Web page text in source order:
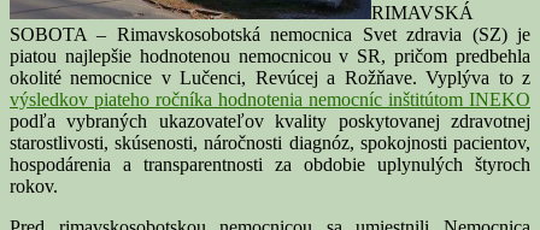
RIMAVSKÁ
SOBOTA – Rimavskosobotská nemocnica Svet zdravia (SZ) je
piatou najlepšie hodnotenou nemocnicou v SR, pričom predbehla
okolité nemocnice v Lučenci, Revúcej a Rožňave. Vyplýva to z
výsledkov piateho ročníka hodnotenia nemocníc inštitútom INEKO
podľa vybraných ukazovateľov kvality poskytovanej zdravotnej
starostlivosti, skúsenosti, náročnosti diagnóz, spokojnosti pacientov,
hospodárenia a transparentnosti za obdobie uplynulých štyroch
rokov.